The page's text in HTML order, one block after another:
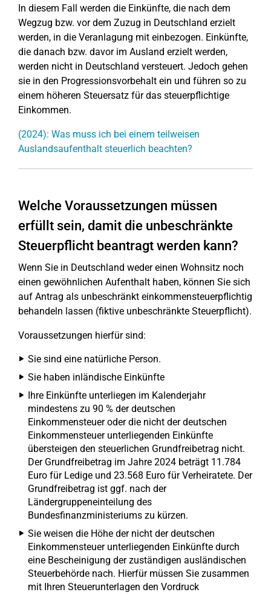
In diesem Fall werden die Einkünfte, die nach dem
Wegzug bzw. vor dem Zuzug in Deutschland erzielt
werden, in die Veranlagung mit einbezogen. Einkünfte,
die danach bzw. davor im Ausland erzielt werden,
werden nicht in Deutschland versteuert. Jedoch gehen
sie in den Progressionsvorbehalt ein und führen so zu
einem höheren Steuersatz für das steuerpflichtige
Einkommen.
(2024): Was muss ich bei einem teilweisen
Auslandsaufenthalt steuerlich beachten?
Welche Voraussetzungen müssen
erfüllt sein, damit die unbeschränkte
Steuerpflicht beantragt werden kann?
Wenn Sie in Deutschland weder einen Wohnsitz noch
einen gewöhnlichen Aufenthalt haben, können Sie sich
auf Antrag als unbeschränkt einkommensteuerpflichtig
behandeln lassen (fiktive unbeschränkte Steuerpflicht).
Voraussetzungen hierfür sind:
Sie sind eine natürliche Person.
Sie haben inländische Einkünfte
Ihre Einkünfte unterliegen im Kalenderjahr
mindestens zu 90 % der deutschen
Einkommensteuer oder die nicht der deutschen
Einkommensteuer unterliegenden Einkünfte
übersteigen den steuerlichen Grundfreibetrag nicht.
Der Grundfreibetrag im Jahre 2024 beträgt 11.784
Euro für Ledige und 23.568 Euro für Verheiratete. Der
Grundfreibetrag ist ggf. nach der
Ländergruppeneinteilung des
Bundesfinanzministeriums zu kürzen.
Sie weisen die Höhe der nicht der deutschen
Einkommensteuer unterliegenden Einkünfte durch
eine Bescheinigung der zuständigen ausländischen
Steuerbehörde nach. Hierfür müssen Sie zusammen
mit Ihren Steuerunterlagen den Vordruck